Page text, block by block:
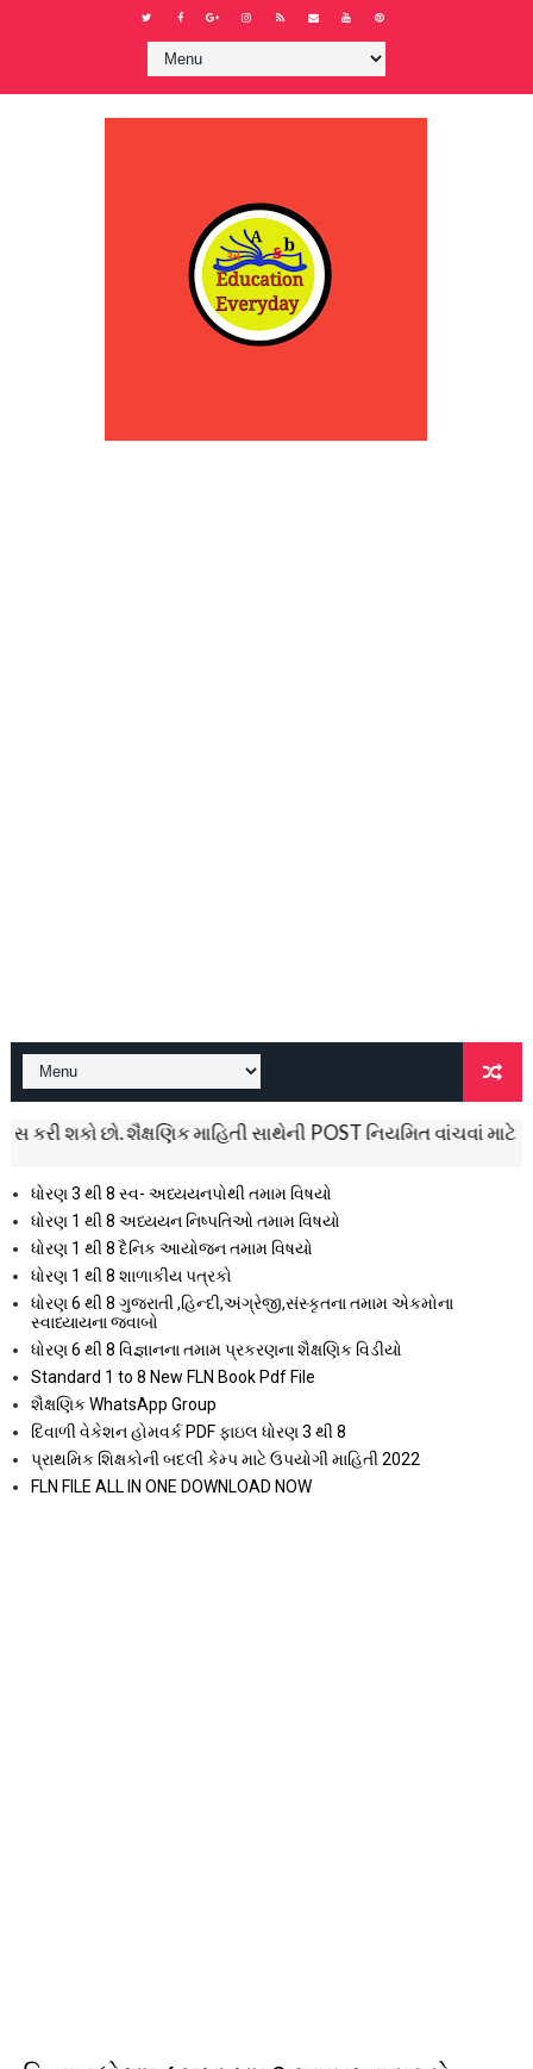
શૈક્ષણિક માહિતી સાથેની POST નિયમિત વાંચવાં માટે અમારા
ધોરણ 3 થી 8 સ્વ- અધ્યયનપોથી તમામ વિષયો
ધોરણ 1 થી 8 અધ્યયન નિષ્પતિઓ તમામ વિષયો
ધોરણ 1 થી 8 દૈનિક આયોજન તમામ વિષયો
ધોરણ 1 થી 8 શાળાકીય પત્રકો
ધોરણ 6 થી 8 ગુજરાતી ,હિન્દી,અંગ્રેજી,સંસ્કૃતના તમામ એકમોના
સ્વાધ્યાયના જવાબો
ધોરણ 6 થી 8 વિજ્ઞાનના તમામ પ્રકરણના શૈક્ષણિક વિડીયો
Standard 1 to 8 New FLN Book Pdf File
શૈક્ષણિક WhatsApp Group
દિવાળી વેકેશન હોમવર્ક PDF ફાઇલ ધોરણ 3 થી 8
પ્રાથમિક શિક્ષકોની બદલી કેમ્પ માટે ઉપયોગી માહિતી 2022
FLN FILE ALL IN ONE DOWNLOAD NOW